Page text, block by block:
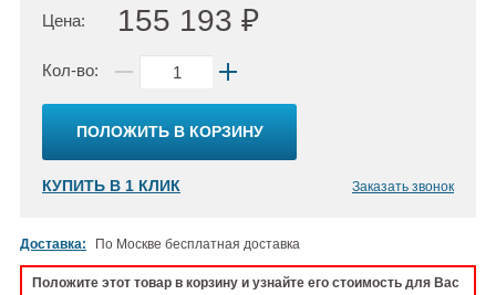
Цена: 155 193 ₽
Кол-во:
ПОЛОЖИТЬ В КОРЗИНУ
КУПИТЬ В 1 КЛИК Заказать звонок
Доставка: По Москве бесплатная доставка
Положите этот товар в корзину и узнайте его стоимость для Вас